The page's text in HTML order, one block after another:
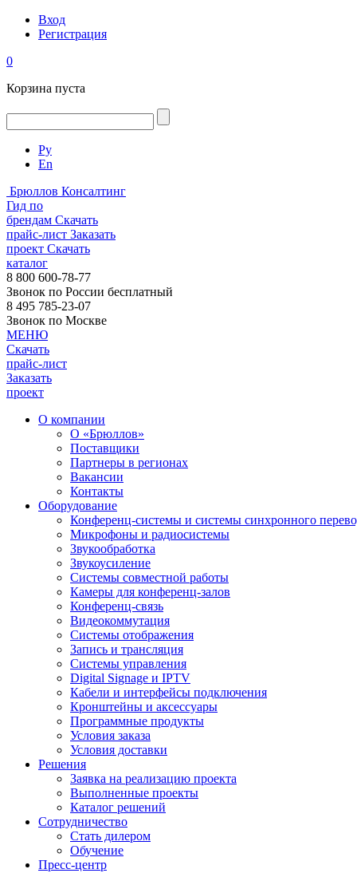
Вход
Регистрация
0
Корзина пуста
Ру
En
Брюллов Консалтинг
Гид по
брендам Скачать
прайс-лист Заказать
проект Скачать
каталог
8 800 600-78-77
Звонок по России бесплатный
8 495 785-23-07
Звонок по Москве
МЕНЮ
Скачать
прайс-лист
Заказать
проект
О компании
О «Брюллов»
Поставщики
Партнеры в регионах
Вакансии
Контакты
Оборудование
Конференц-системы и системы синхронного
Микрофоны и радиосистемы
Звукообработка
Звукоусиление
Системы совместной работы
Камеры для конференц-залов
Конференц-связь
Видеокоммутация
Системы отображения
Запись и трансляция
Системы управления
Digital Signage и IPTV
Кабели и интерфейсы подключения
Кронштейны и аксессуары
Программные продукты
Условия заказа
Условия доставки
Решения
Заявка на реализацию проекта
Выполненные проекты
Каталог решений
Сотрудничество
Стать дилером
Обучение
Пресс-центр